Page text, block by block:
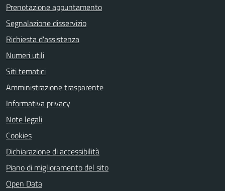
Prenotazione appuntamento
Segnalazione disservizio
Richiesta d'assistenza
Numeri utili
Siti tematici
Amministrazione trasparente
Informativa privacy
Note legali
Cookies
Dichiarazione di accessibilità
Piano di miglioramento del sito
Open Data